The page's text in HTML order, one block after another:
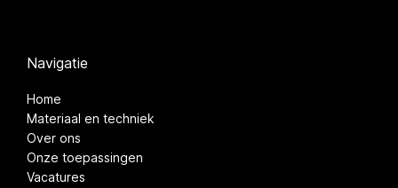
Navigatie
Home
Materiaal en techniek
Over ons
Onze toepassingen
Vacatures